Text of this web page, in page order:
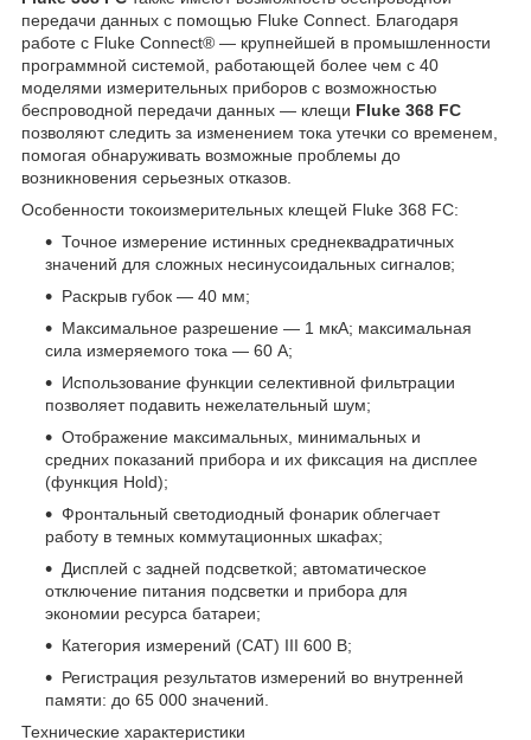
передачи данных с помощью Fluke Connect. Благодаря
работе с Fluke Connect® — крупнейшей в промышленности
программной системой, работающей более чем с 40
моделями измерительных приборов с возможностью
беспроводной передачи данных — клещи Fluke 368 FC
позволяют следить за изменением тока утечки со временем,
помогая обнаруживать возможные проблемы до
возникновения серьезных отказов.
Особенности токоизмерительных клещей Fluke 368 FC:
Точное измерение истинных среднеквадратичных
значений для сложных несинусоидальных сигналов;
Раскрыв губок — 40 мм;
Максимальное разрешение — 1 мкА; максимальная
сила измеряемого тока — 60 А;
Использование функции селективной фильтрации
позволяет подавить нежелательный шум;
Отображение максимальных, минимальных и
средних показаний прибора и их фиксация на дисплее
(функция Hold);
Фронтальный светодиодный фонарик облегчает
работу в темных коммутационных шкафах;
Дисплей с задней подсветкой; автоматическое
отключение питания подсветки и прибора для
экономии ресурса батареи;
Категория измерений (CAT) III 600 В;
Регистрация результатов измерений во внутренней
памяти: до 65 000 значений.
Технические характеристики